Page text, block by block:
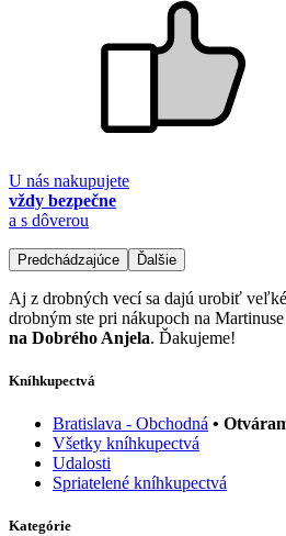
U nás nakupujete
vždy bezpečne
a s dôverou
Predchádzajúce Ďalšie
Aj z drobných vecí sa dajú urobiť
drobným ste pri nákupoch na
na Dobrého Anjela. Ďakujeme!
Kníhkupectvá
Bratislava - Obchodná •
Všetky kníhkupectvá
Udalosti
Spriatelené kníhkupectvá
Kategórie